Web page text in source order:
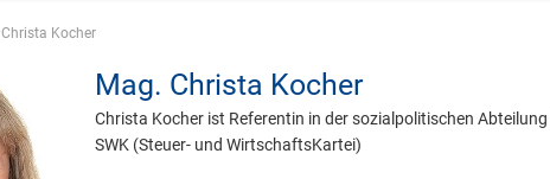
Christa Kocher
Mag. Christa Kocher
Christa Kocher ist Referentin in der sozialpolitischen
SWK (Steuer- und WirtschaftsKartei)